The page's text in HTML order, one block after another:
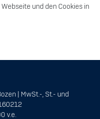
und den Cookies in
| MwSt.-, St.- und
v.e.